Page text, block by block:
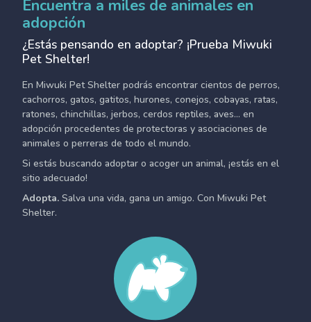
Encuentra a miles de animales en
adopción
¿Estás pensando en adoptar? ¡Prueba Miwuki
Pet Shelter!
En Miwuki Pet Shelter podrás encontrar cientos de perros,
cachorros, gatos, gatitos, hurones, conejos, cobayas, ratas,
ratones, chinchillas, jerbos, cerdos reptiles, aves... en
adopción procedentes de protectoras y asociaciones de
animales o perreras de todo el mundo.
Si estás buscando adoptar o acoger un animal, ¡estás en el
sitio adecuado!
Adopta. Salva una vida, gana un amigo. Con Miwuki Pet
Shelter.